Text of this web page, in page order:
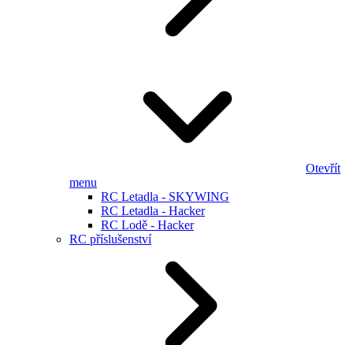
Otevřít
menu
RC Letadla - SKYWING
RC Letadla - Hacker
RC Lodě - Hacker
RC příslušenství